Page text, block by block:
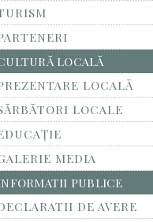
LOCALĂ
LOCALĂ
LOCALE
MEDIA
PUBLICE
DE AVERE